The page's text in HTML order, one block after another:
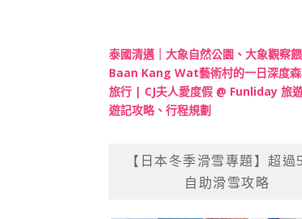
泰國清邁｜大象自然公園、大象觀察餵
Baan Kang Wat藝術村的一日深度
旅行 | CJ夫人愛度假 @ Funliday 旅
遊記攻略、行程規劃
【日本冬季滑雪專題】超過
自助滑雪攻略